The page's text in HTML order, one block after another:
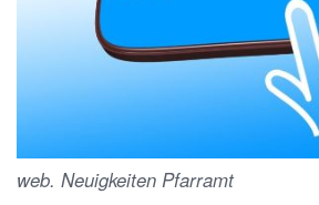
web. Neuigkeiten Pfarramt